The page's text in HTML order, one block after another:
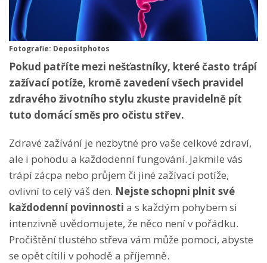
Fotografie: Depositphotos
Pokud patříte mezi nešťastníky, které často trápí
zažívací potíže, kromě zavedení všech pravidel
zdravého životního stylu zkuste pravidelně pít
tuto domácí směs pro očistu střev.
Zdravé zažívání je nezbytné pro vaše celkové zdraví,
ale i pohodu a každodenní fungování. Jakmile vás
trápí zácpa nebo průjem či jiné zažívací potíže,
ovlivní to celý váš den. Nejste schopni plnit své
každodenní povinnosti a s každým pohybem si
intenzivně uvědomujete, že něco není v pořádku.
Pročištění tlustého střeva vám může pomoci, abyste
se opět cítili v pohodě a příjemně.